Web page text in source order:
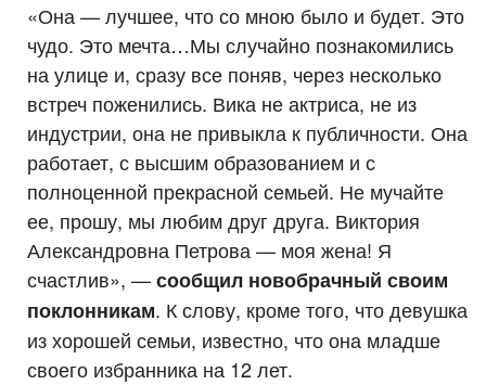
«Она — лучшее, что со мною было и будет. Это
чудо. Это мечта…Мы случайно познакомились
на улице и, сразу все поняв, через несколько
встреч поженились. Вика не актриса, не из
индустрии, она не привыкла к публичности. Она
работает, с высшим образованием и с
полноценной прекрасной семьей. Не мучайте
ее, прошу, мы любим друг друга. Виктория
Александровна Петрова — моя жена! Я
счастлив», —сообщил новобрачный своим
поклонникам. К слову, кроме того, что девушка
из хорошей семьи, известно, что она младше
своего избранника на 12 лет.